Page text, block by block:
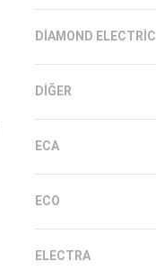
DIAMOND ELECTRIC
DIĞER
ECA
ECO
ELECTRA